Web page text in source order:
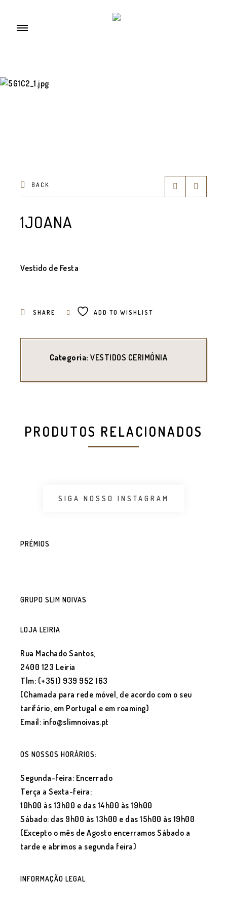
BACK
1JOANA
Vestido de Festa
SHARE ADD TO WISHLIST
Categoria:VESTIDOS CERIMÓNIA
PRODUTOS RELACIONADOS
SIGA NOSSO INSTAGRAM
PRÉMIOS
GRUPO SLIM NOIVAS
LOJA LEIRIA
Rua Machado Santos,
2400 123 Leiria
Tlm: (+351) 939 952 163
(Chamada para rede móvel, de acordo com o seu
tarifário, em Portugal e em roaming)
Email: info@slimnoivas.pt
OS NOSSOS HORÁRIOS:
Segunda-feira: Encerrado
Terça a Sexta-feira:
10h00 às 13h00 e das 14h00 às 19h00
Sábado: das 9h00 às 13h00 e das 15h00 às 19h00
(Excepto o mês de Agosto encerramos Sábado a
tarde e abrimos a segunda feira)
INFORMAÇÃO LEGAL